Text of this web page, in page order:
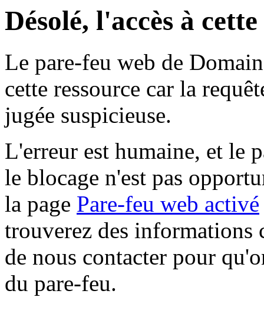
Désolé, l'accès à
Le pare-feu web de
cette ressource car la
jugée suspicieuse.
L'erreur est humaine, et le
le blocage n'est pas
la page Pare-feu web activé
trouverez des informations
de nous contacter pour
du pare-feu.